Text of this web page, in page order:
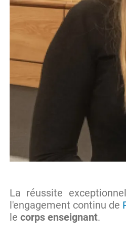
La réussite
l'engagement continu de
le corps enseignant.